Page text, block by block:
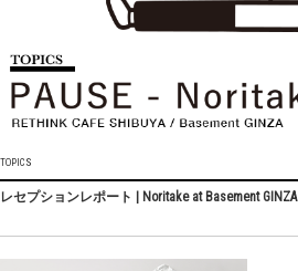
TOPICS
レセプションレポート | Noritake at Basement GINZA